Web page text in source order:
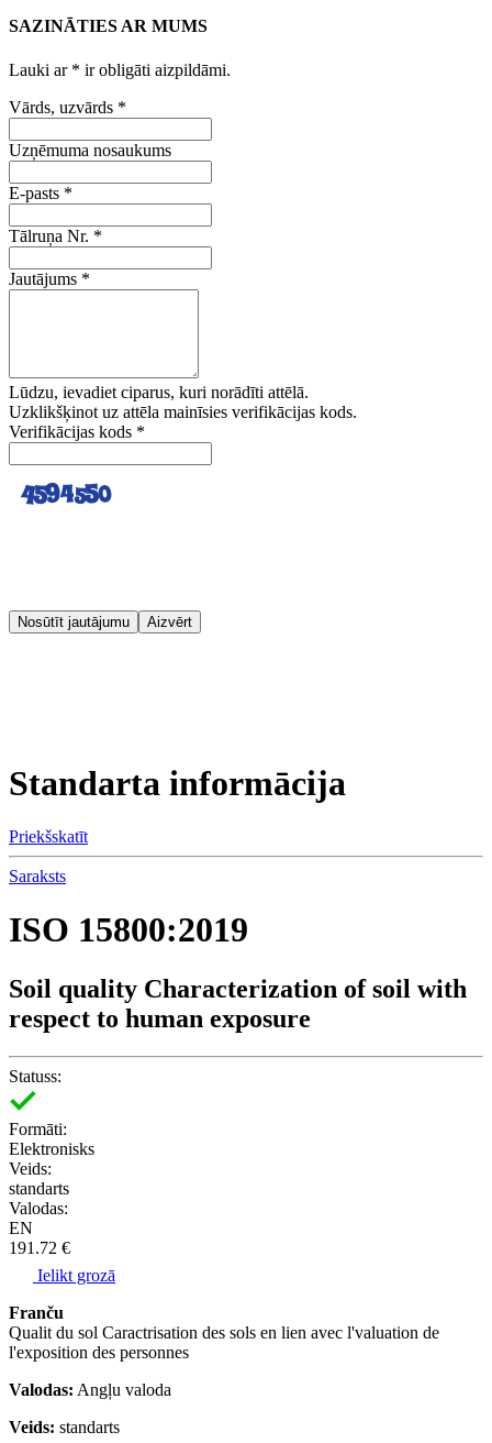
SAZINĀTIES AR MUMS
Lauki ar * ir obligāti aizpildāmi.
Vārds, uzvārds *
Uzņēmuma nosaukums
E-pasts *
Tālruņa Nr. *
Jautājums *
Lūdzu, ievadiet ciparus, kuri norādīti attēlā.
Uzklikšķinot uz attēla mainīsies verifikācijas kods.
Verifikācijas kods *
Nosūtīt jautājumu Aizvērt
Standarta informācija
Priekšskatīt
Saraksts
ISO 15800:2019
Soil quality Characterization of soil with
respect to human exposure
Statuss:
Formāti:
Elektronisks
Veids:
standarts
Valodas:
EN
191.72 €
Ielikt grozā
Franču
Qualit du sol Caractrisation des sols en lien avec l'valuation de
l'exposition des personnes
Valodas: Angļu valoda
Veids: standarts